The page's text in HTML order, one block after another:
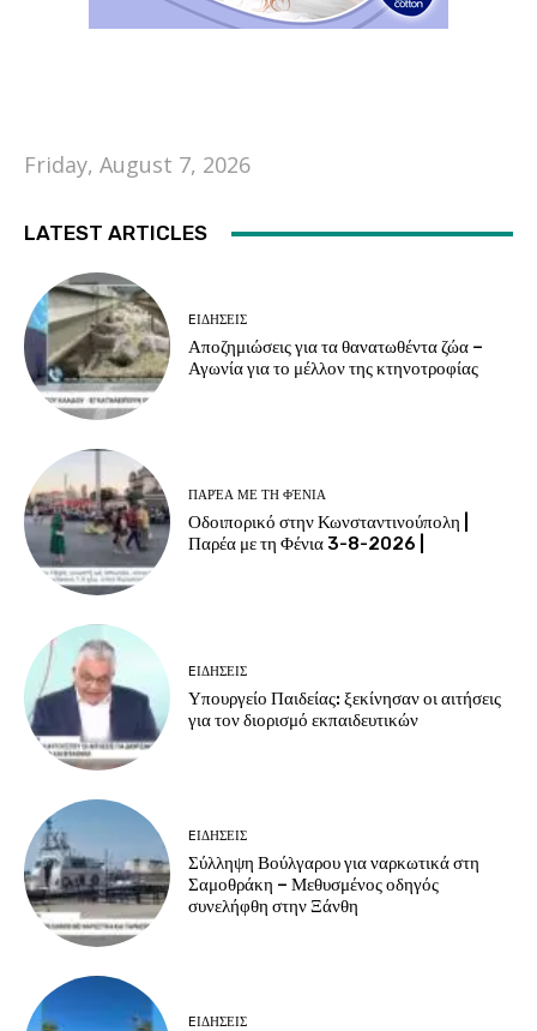
Friday, August 7, 2026
LATEST ARTICLES
EΙΔΗΣΕΙΣ
Αποζημιώσεις για τα θανατωθέντα ζώα –
Αγωνία για το μέλλον της κτηνοτροφίας
ΠΑΡΈΑ ΜΕ ΤΗ ΦΈΝΙΑ
Οδοιπορικό στην Κωνσταντινούπολη |
Παρέα με τη Φένια 3-8-2026 |
EΙΔΗΣΕΙΣ
Υπουργείο Παιδείας: ξεκίνησαν οι αιτήσεις
για τον διορισμό εκπαιδευτικών
EΙΔΗΣΕΙΣ
Σύλληψη Βούλγαρου για ναρκωτικά στη
Σαμοθράκη – Μεθυσμένος οδηγός
συνελήφθη στην Ξάνθη
EΙΔΗΣΕΙΣ